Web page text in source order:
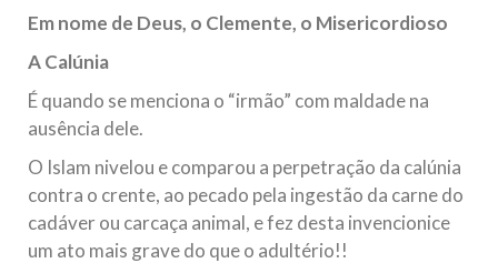
Em nome de Deus, o Clemente, o Misericordioso
A Calúnia
É quando se menciona o “irmão” com maldade na
ausência dele.
O Islam nivelou e comparou a perpetração da calúnia
contra o crente, ao pecado pela ingestão da carne do
cadáver ou carcaça animal, e fez desta invencionice
um ato mais grave do que o adultério!!